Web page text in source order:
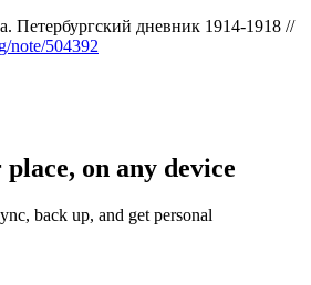
Петербургский дневник 1914-1918 //
note/504392
on any device
back up, and get personal